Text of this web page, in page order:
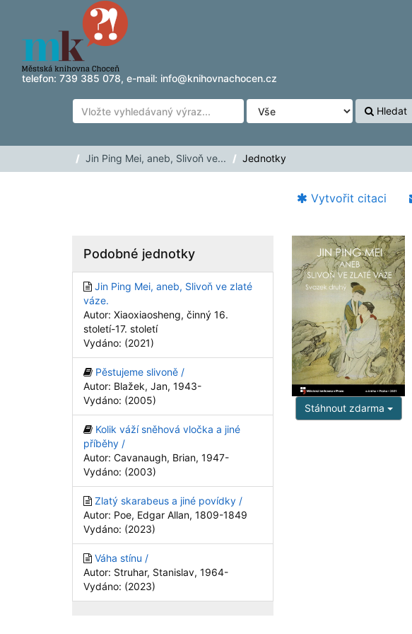
Přeskočit na obsah
telefon: 739 385 078, e-mail: info@knihovnachocen.cz
Hledat
Jin Ping Mei, aneb, Slivoň ve... Jednotky
Vytvořit citaci
Stáhnout zdarma
Podobné jednotky
Jin Ping Mei, aneb, Slivoň ve zlaté
váze.
Autor: Xiaoxiaosheng, činný 16.
století-17. století
Vydáno: (2021)
Pěstujeme slivoně /
Autor: Blažek, Jan, 1943-
Vydáno: (2005)
Kolik váží sněhová vločka a jiné
příběhy /
Autor: Cavanaugh, Brian, 1947-
Vydáno: (2003)
Zlatý skarabeus a jiné povídky /
Autor: Poe, Edgar Allan, 1809-1849
Vydáno: (2023)
Váha stínu /
Autor: Struhar, Stanislav, 1964-
Vydáno: (2023)